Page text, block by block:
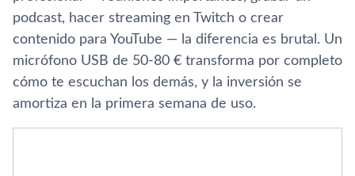
podcast, hacer streaming en Twitch o crear
contenido para YouTube — la diferencia es brutal. Un
micrófono USB de 50-80 € transforma por completo
cómo te escuchan los demás, y la inversión se
amortiza en la primera semana de uso.